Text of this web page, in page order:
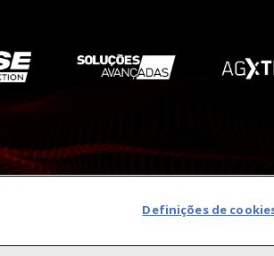
Definições de